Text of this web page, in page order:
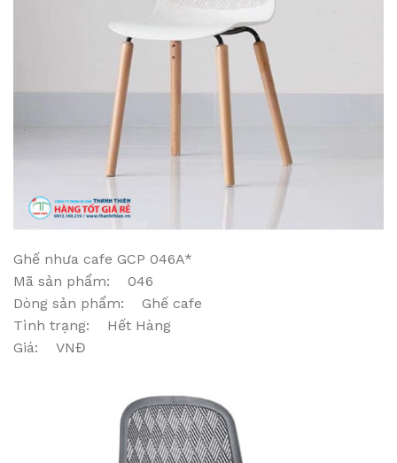
Ghế nhưa cafe GCP 046A*
Mã sản phẩm: 046
Dòng sản phẩm: Ghế cafe
Tình trạng: Hết Hàng
Giá: VNĐ